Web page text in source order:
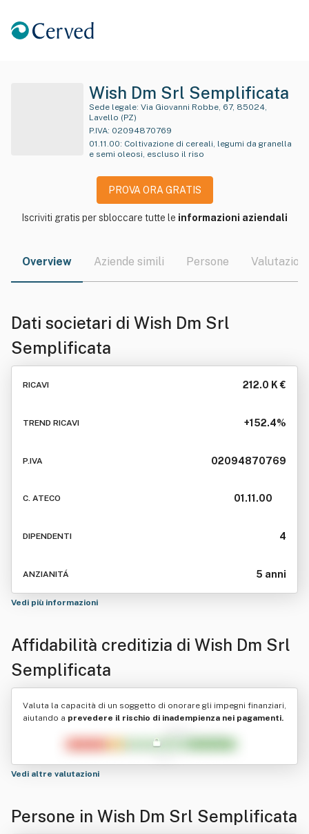
Wish Dm Srl Semplificata
Sede legale:
Lavello (PZ)
P.IVA: 02094870769
01.11.00: Coltivazione di cereali, legumi da granella
e semi oleosi, escluso il riso
PROVA ORA GRATIS
Iscriviti gratis per sbloccare tutte le informazioni aziendali
Overview Aziende simili Persone Valutazioni
Dati societari di Wish Dm Srl
Semplificata
RICAVI 212.0 K €
TREND RICAVI +152.4%
P.IVA 02094870769
C. ATECO 01.11.00
DIPENDENTI 4
ANZIANITÁ 5 anni
Vedi più informazioni
Affidabilità creditizia di Wish Dm Srl
Semplificata
Valuta la capacità di un soggetto di onorare gli impegni finanziari,
aiutando a prevedere il rischio di inadempienza nei pagamenti.
Vedi altre valutazioni
Persone in Wish Dm Srl Semplificata